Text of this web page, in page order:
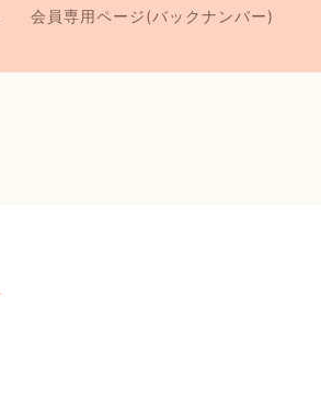
会員専用ページ(バックナンバー)